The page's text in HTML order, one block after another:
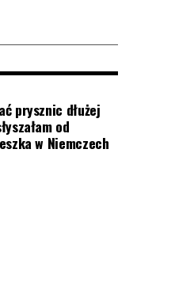
prysznic dłużej
od
w Niemczech